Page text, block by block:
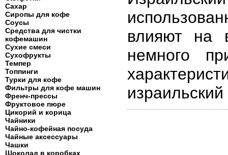
Сахар
Сиропы для кофе
Соусы
Средства для чистки
кофемашин
Сухие смеси
Сухофрукты
Темпер
Топпинги
Турки для кофе
Фильтры для кофе машин
Френч-прессы
Фруктовое пюре
Цикорий и корица
Чайники
Чайно-кофейная посуда
Чайные аксессуары
Чашки
Шоколад в коробках
влияют на
немного